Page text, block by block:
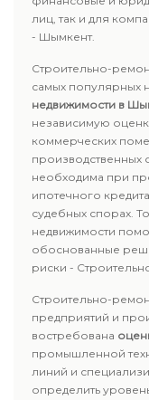
лиц, так и для
- Шымкент.
Строительно-
самых популярных
недвижимости в
независимую
коммерческих
производственных
необходима при
ипотечного
судебных спорах.
недвижимости
обоснованные
риски -
Строительно-
предприятий и
востребована
промышленной
линий и
определить